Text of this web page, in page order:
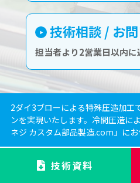
技術資料
技術相談 / お
担当者より2営業日以内に
2ダイ3ブローによる特殊圧造加工
ンを実現いたします。冷間圧造に
ネジ カスタム部品製造.com」にお
特殊ネジ カスタ